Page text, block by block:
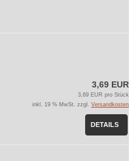
3,69 EUR
3,69 EUR pro Stück
inkl. 19 % MwSt. zzgl. Versandkosten
DETAILS